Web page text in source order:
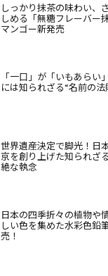
しっかり抹茶の味わい、
しめる「無糖フレーバー
マンゴー新発売
「一口」が「いもあらい
には知られざる“名前の
世界遺産決定で脚光！日
京を創り上げた知られざ
絶な執念
日本の四季折々の植物や
しい色を集めた水彩色鉛
売！